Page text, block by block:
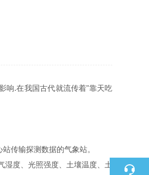
响.在我国古代就流传着"靠天吃
传输探测数据的气象站。
度、光照强度、土壤温度、土